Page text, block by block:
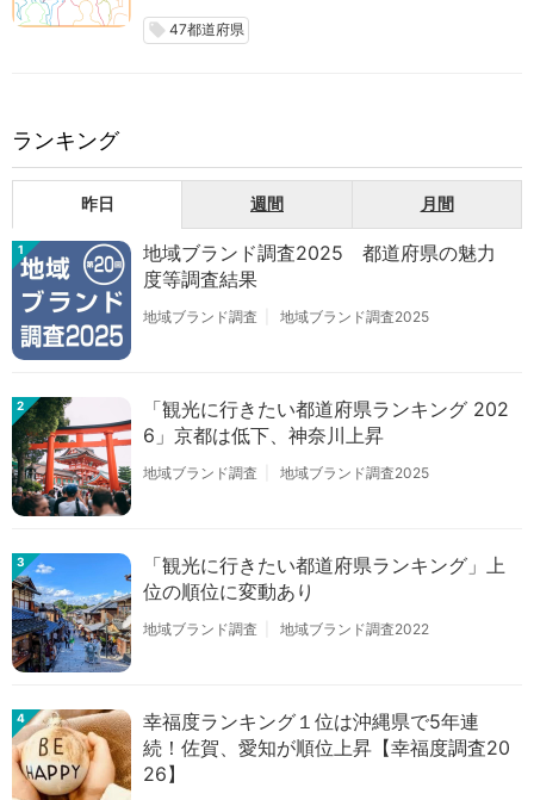
local_offer 47都道府県
ランキング
昨日 週間 月間
1
地域ブランド調査2025 都道府県の魅力
度等調査結果
地域ブランド調査 地域ブランド調査2025
2
「観光に行きたい都道府県ランキング 202
6」京都は低下、神奈川上昇
地域ブランド調査 地域ブランド調査2025
3
「観光に行きたい都道府県ランキング」上
位の順位に変動あり
地域ブランド調査 地域ブランド調査2022
4
幸福度ランキング１位は沖縄県で5年連
続！佐賀、愛知が順位上昇【幸福度調査20
26】